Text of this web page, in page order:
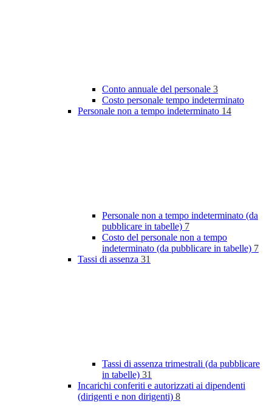
Conto annuale del personale 3
Costo personale tempo indeterminato
Personale non a tempo indeterminato 14
Personale non a tempo indeterminato (da
pubblicare in tabelle) 7
Costo del personale non a tempo
indeterminato (da pubblicare in tabelle) 7
Tassi di assenza 31
Tassi di assenza trimestrali (da pubblicare
in tabelle) 31
Incarichi conferiti e autorizzati ai dipendenti
(dirigenti e non dirigenti) 8